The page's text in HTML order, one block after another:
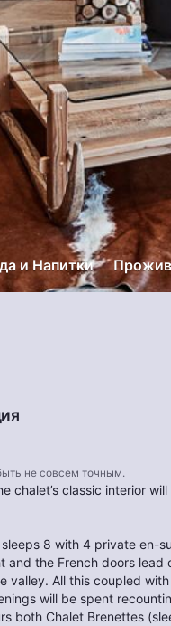
и Напитки
не совсем точным.
chalet’s classic interior
8 with 4 private en-
the French doors lead
valley. All this coupled
will be spent
both Chalet Brenettes